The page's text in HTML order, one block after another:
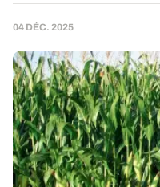
04 DÉC. 2025